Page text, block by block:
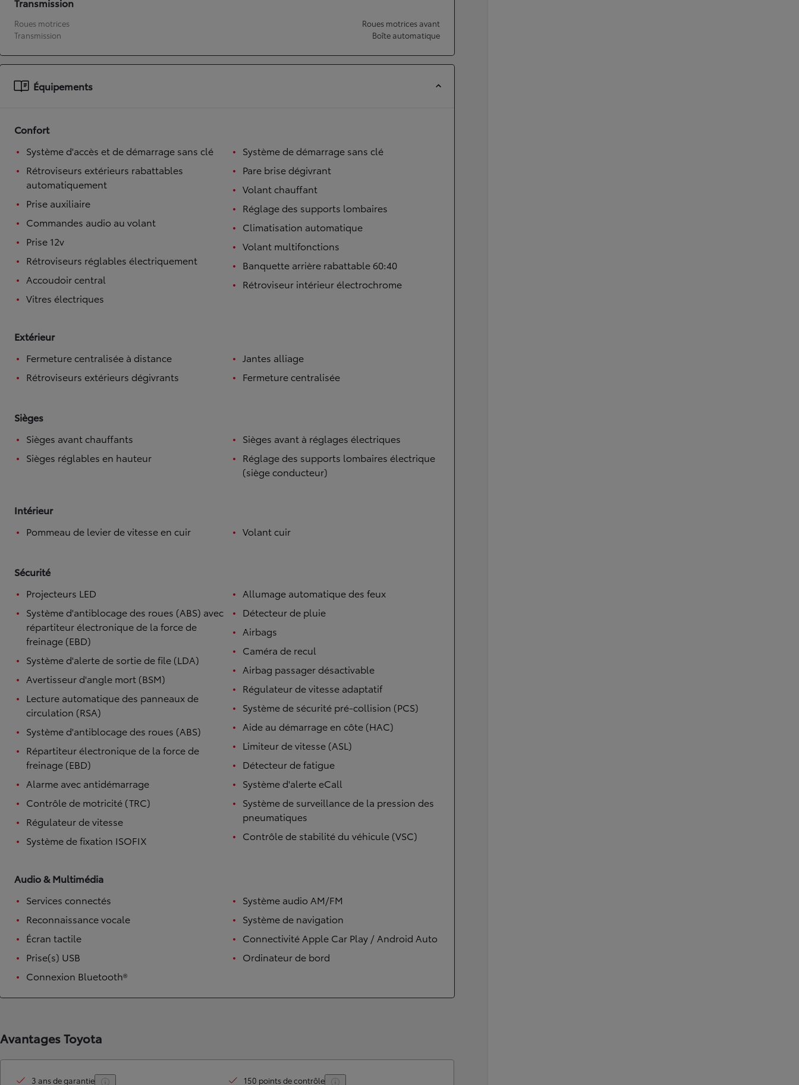
À partir de 19 700 €
Nouvelle Yaris Cross
HYBRIDE
TOYOTA C-HR
HYBRIDE OU HYBRIDE RECHARGEABLE
Disponible rapidement
Roues motrices
Roues motrices avant
Transmission
Boîte automatique
Équipements
Confort
Système d'accès et de démarrage sans clé
Rétroviseurs extérieurs rabattables
automatiquement
Prise auxiliaire
Commandes audio au volant
Prise 12v
Rétroviseurs réglables électriquement
Accoudoir central
Vitres électriques
Système de démarrage sans clé
Pare brise dégivrant
Volant chauffant
Réglage des supports lombaires
Climatisation automatique
Volant multifonctions
Banquette arrière rabattable 60:40
Rétroviseur intérieur électrochrome
Extérieur
Fermeture centralisée à distance
Rétroviseurs extérieurs dégivrants
Jantes alliage
Fermeture centralisée
Sièges
Sièges avant chauffants
Sièges réglables en hauteur
Sièges avant à réglages électriques
Réglage des supports lombaires électrique
(siège conducteur)
Intérieur
Pommeau de levier de vitesse en cuir
Volant cuir
Sécurité
Projecteurs LED
Système d'antiblocage des roues (ABS) avec
répartiteur électronique de la force de
freinage (EBD)
Système d'alerte de sortie de file (LDA)
Avertisseur d'angle mort (BSM)
Lecture automatique des panneaux de
circulation (RSA)
Système d'antiblocage des roues (ABS)
Répartiteur électronique de la force de
freinage (EBD)
Alarme avec antidémarrage
Contrôle de motricité (TRC)
Régulateur de vitesse
Système de fixation ISOFIX
Allumage automatique des feux
Détecteur de pluie
Airbags
Caméra de recul
Airbag passager désactivable
Régulateur de vitesse adaptatif
Système de sécurité pré-collision (PCS)
Aide au démarrage en côte (HAC)
Limiteur de vitesse (ASL)
Détecteur de fatigue
Système d'alerte eCall
Système de surveillance de la pression des
pneumatiques
Contrôle de stabilité du véhicule (VSC)
Audio & Multimédia
Services connectés
Reconnaissance vocale
Écran tactile
Prise(s) USB
Connexion Bluetooth®
Système audio AM/FM
Système de navigation
Connectivité Apple Car Play / Android Auto
Ordinateur de bord
Avantages Toyota
3 ans de garantie 150 points de contrôle